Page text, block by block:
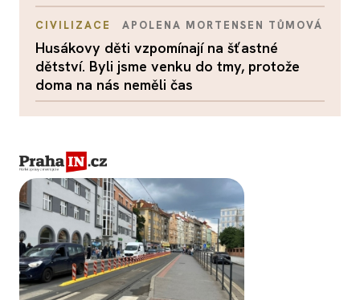
CIVILIZACE APOLENA MORTENSEN TŮMOVÁ
Husákovy děti vzpomínají na šťastné
dětství. Byli jsme venku do tmy, protože
doma na nás neměli čas